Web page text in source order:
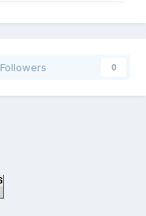
Followers 0